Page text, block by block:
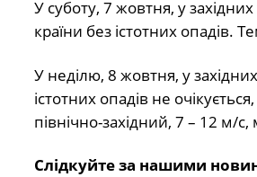
У суботу, 7 жовтня, у
країни без істотних опадів.
У неділю, 8 жовтня, у
істотних опадів не
північно-західний, 7 – 12 м/
Слідкуйте за нашими